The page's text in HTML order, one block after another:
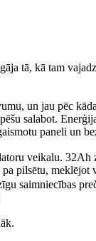
tā, kā tam
un jau pēc
salabot.
paneli un
veikalu.
pilsētu, meklējot
saimniecības